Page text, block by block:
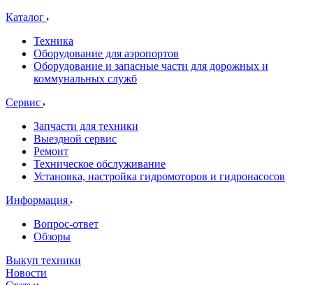
Каталог
Техника
Оборудование для аэропортов
Оборудование и запасные части для дорожных и
коммунальных служб
Сервис
Запчасти для техники
Выездной сервис
Ремонт
Техническое обслуживание
Установка, настройка гидромоторов и гидронасосов
Информация
Вопрос-ответ
Обзоры
Выкуп техники
Новости